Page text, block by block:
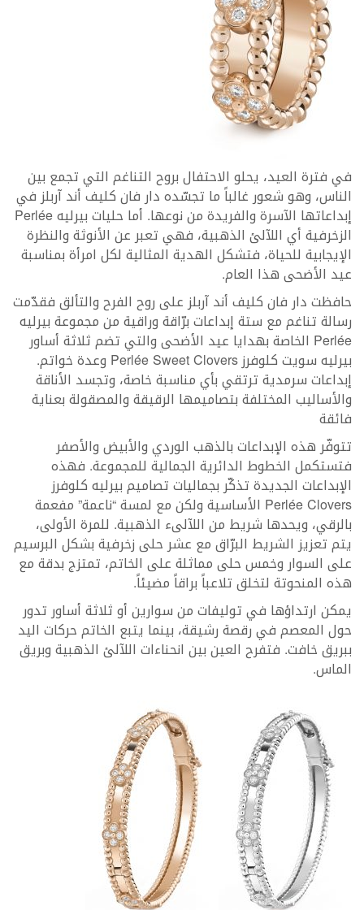
في فترة العيد، يحلو الاحتفال بروح التناغم التي تجمع بين
الناس، وهو شعور غالباً ما تجسّده دار فان كليف أند آربلز في
إبداعاتها الآسرة والفريدة من نوعها. أما حليات بيرليه Perlée
الزخرفية أي اللآلئ الذهبية، فهي تعبر عن الأنوثة والنظرة
الإيجابية للحياة، فتشكل الهدية المثالية لكل امرأة بمناسبة
عيد الأضحى هذا العام.
حافظت دار فان كليف أند آربلز على روح الفرح والتألق فقدّمت
رسالة تناغم مع ستة إبداعات برّاقة وراقية من مجموعة بيرليه
Perlée الخاصة بهدايا عيد الأضحى والتي تضم ثلاثة أساور
بيرليه سويت كلوفرز Perlée Sweet Clovers وعدة خواتم.
إبداعات سرمدية ترتقي بأي مناسبة خاصة، وتجسد الأناقة
والأساليب المختلفة بتصاميمها الرقيقة والمصقولة بعناية
فائقة
تتوفّر هذه الإبداعات بالذهب الوردي والأبيض والأصفر
فتستكمل الخطوط الدائرية الجمالية للمجموعة. فهذه
الإبداعات الجديدة تذكّر بجماليات تصاميم بيرليه كلوفرز
Perlée Clovers الأساسية ولكن مع لمسة “ناعمة” مفعمة
بالرقي، ويحدها شريط من اللآلىء الذهبية. للمرة الأولى،
يتم تعزيز الشريط البرّاق مع عشر حلى زخرفية بشكل البرسيم
على السوار وخمس حلى مماثلة على الخاتم، تمتزج بدقة مع
هذه المنحوتة لتخلق تلاعباً براقاً مضيئاً.
يمكن ارتداؤها في توليفات من سوارين أو ثلاثة أساور تدور
حول المعصم في رقصة رشيقة، بينما يتبع الخاتم حركات اليد
ببريق خافت. فتفرح العين بين انحناءات اللآلئ الذهبية وبريق
الماس.